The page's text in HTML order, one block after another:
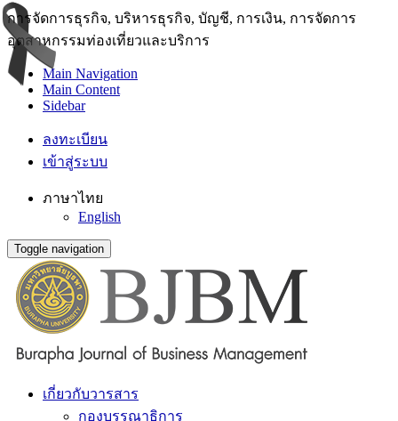
การจัดการธุรกิจ, บริหารธุรกิจ, บัญชี, การเงิน, การจัดการ
อุตสาหกรรมท่องเที่ยวและบริการ
Main Navigation
Main Content
Sidebar
ลงทะเบียน
เข้าสู่ระบบ
ภาษาไทย
English
Toggle navigation
เกี่ยวกับวารสาร
กองบรรณาธิการ